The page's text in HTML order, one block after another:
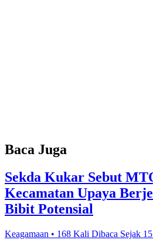
Baca Juga
Sekda Kukar Sebut
Kecamatan Upaya
Bibit Potensial
Keagamaan • 168 Kali Dibaca Sejak